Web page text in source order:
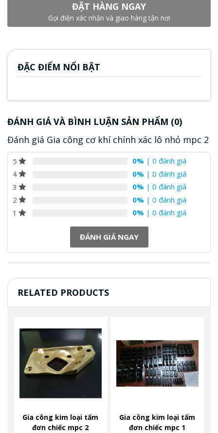
ĐẶT HÀNG NGAY
Gọi điện xác nhận và giao hàng tận nơi
ĐẶC ĐIỂM NỔI BẬT
ĐÁNH GIÁ VÀ BÌNH LUẬN SẢN PHẨM (0)
Đánh giá Gia công cơ khí chính xác lô nhỏ mpc 2
5 0% | 0 đánh giá
4
0% | 0 đánh giá
3
0% | 0 đánh giá
2
0% | 0 đánh giá
1
0% | 0 đánh giá
ĐÁNH GIÁ NGAY
RELATED PRODUCTS
Gia công kim loại tấm
đơn chiếc mpc 2
Gia công kim loại tấm
đơn chiếc mpc 1